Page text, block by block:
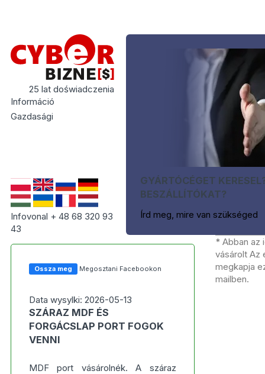
25 lat doświadczenia
Információ
Gazdasági
Infovonal + 48 68 320 93
43
GYÁRTÓCÉGET
BESZÁLLÍTÓKAT?
Írd meg, mire van szükséged
Ossza meg Megosztani Facebookon
Data wysylki: 2026-05-13
SZÁRAZ MDF ÉS
FORGÁCSLAP PORT FOGOK
VENNI
MDF port vásárolnék. A száraz
* Abban az
vásárolt Az
megkapja
mailben.